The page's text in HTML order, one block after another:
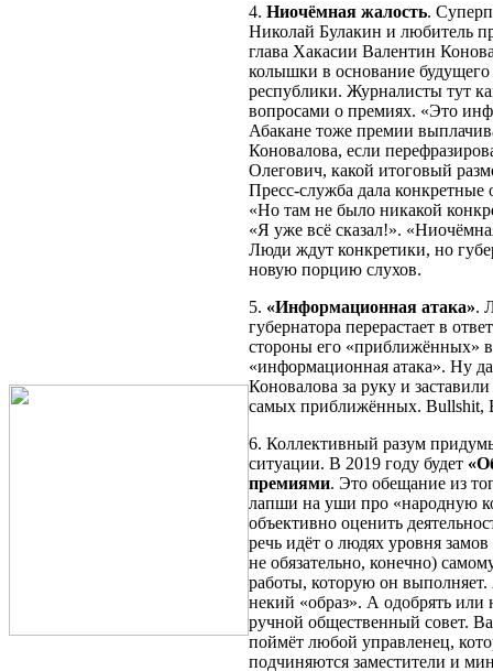
4. Ниочёмная жалость.
Николай Булакин и любитель
глава Хакасии Валентин
колышки в основание будущего
республики. Журналисты тут
вопросами о премиях. «Это
Абакане тоже премии
Коновалова, если
Олегович, какой итоговый
Пресс-служба дала
«Но там не было никакой
«Я уже всё сказал!».
Люди ждут конкретики, но
новую порцию слухов.
5. «Информационная атака».
губернатора перерастает в
стороны его «приближённых» в
«информационная атака». Ну
Коновалова за руку и
самых приближённых. Bullshit,
6. Коллективный разум
ситуации. В 2019 году будет
премиями. Это обещание из
лапши на уши про «народную
объективно оценить
речь идёт о людях уровня
не обязательно, конечно)
работы, которую он
некий «образ». А одобрять или
ручной общественный совет.
поймёт любой управленец,
подчиняются заместители и